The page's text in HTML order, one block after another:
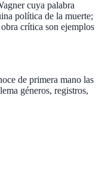
cuya palabra
política de la muerte;
crítica son ejemplos
de primera mano las
géneros, registros,